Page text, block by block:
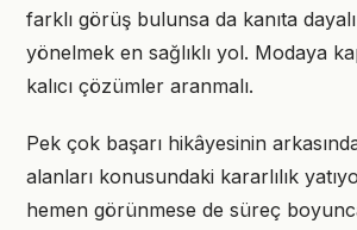
farklı görüş bulunsa da kanıta
yönelmek en sağlıklı yol. Modaya
kalıcı çözümler aranmalı.
Pek çok başarı hikâyesinin
alanları konusundaki kararlılık
hemen görünmese de süreç